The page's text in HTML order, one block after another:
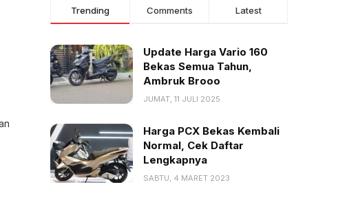
Trending Comments Latest
Update Harga Vario 160
Bekas Semua Tahun,
Ambruk Brooo
JUMAT, 11 JULI 2025
Harga PCX Bekas Kembali
Normal, Cek Daftar
Lengkapnya
SABTU, 4 MARET 2023